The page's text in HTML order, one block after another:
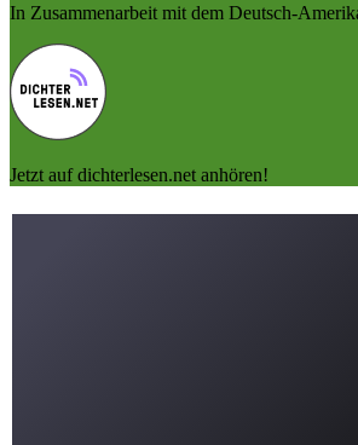
In Zusammenarbeit mit dem Deutsch-
Jetzt auf dichterlesen.net anhören!